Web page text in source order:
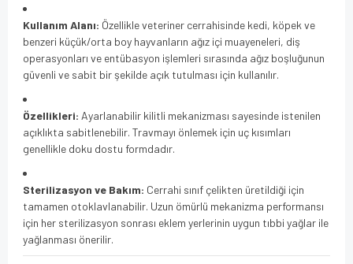
Kullanım Alanı: Özellikle veteriner cerrahisinde kedi, köpek ve
benzeri küçük/orta boy hayvanların ağız içi muayeneleri, diş
operasyonları ve entübasyon işlemleri sırasında ağız boşluğunun
güvenli ve sabit bir şekilde açık tutulması için kullanılır.
Özellikleri: Ayarlanabilir kilitli mekanizması sayesinde istenilen
açıklıkta sabitlenebilir. Travmayı önlemek için uç kısımları
genellikle doku dostu formdadır.
Sterilizasyon ve Bakım: Cerrahi sınıf çelikten üretildiği için
tamamen otoklavlanabilir. Uzun ömürlü mekanizma performansı
için her sterilizasyon sonrası eklem yerlerinin uygun tıbbi yağlar ile
yağlanması önerilir.